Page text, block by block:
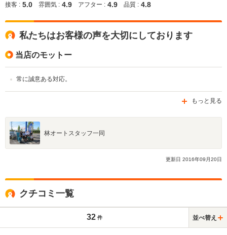
接客 : 5.0 雰囲気 : 4.9 アフター : 4.9 品質 : 4.8
私たちはお客様の声を大切にしております
当店のモットー
常に誠意ある対応。
もっと見る
林オートスタッフ一同
更新日 2016年09 月20日
クチコミ一覧
32 件 並べ替え